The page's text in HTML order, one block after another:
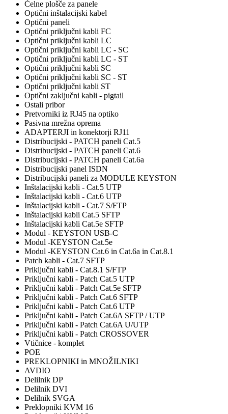
Čelne plošče za panele
Optični inštalacijski kabel
Optični paneli
Optični priključni kabli FC
Optični priključni kabli LC
Optični priključni kabli LC - SC
Optični priključni kabli LC - ST
Optični priključni kabli SC
Optični priključni kabli SC - ST
Optični priključni kabli ST
Optični zaključni kabli - pigtail
Ostali pribor
Pretvorniki iz RJ45 na optiko
Pasivna mrežna oprema
ADAPTERJI in konektorji RJ11
Distribucijski - PATCH paneli Cat.5
Distribucijski - PATCH paneli Cat.6
Distribucijski - PATCH paneli Cat.6a
Distribucijski panel ISDN
Distribucijski paneli za MODULE KEYSTON
Inštalacijski kabli - Cat.5 UTP
Inštalacijski kabli - Cat.6 UTP
Inštalacijski kabli - Cat.7 S/FTP
Inštalacijski kabli Cat.5 SFTP
Inštalacijski kabli Cat.5e SFTP
Modul - KEYSTON USB-C
Modul -KEYSTON Cat.5e
Modul -KEYSTON Cat.6 in Cat.6a in Cat.8.1
Patch kabli - Cat.7 SFTP
Priključni kabli - Cat.8.1 S/FTP
Priključni kabli - Patch Cat.5 UTP
Priključni kabli - Patch Cat.5e SFTP
Priključni kabli - Patch Cat.6 SFTP
Priključni kabli - Patch Cat.6 UTP
Priključni kabli - Patch Cat.6A SFTP / UTP
Priključni kabli - Patch Cat.6A U/UTP
Priključni kabli - Patch CROSSOVER
Vtičnice - komplet
POE
PREKLOPNIKI in MNOŽILNIKI
AVDIO
Delilnik DP
Delilnik DVI
Delilnik SVGA
Preklopniki KVM 16